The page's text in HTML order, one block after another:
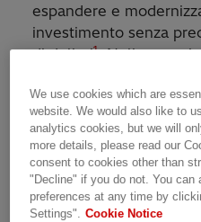
espandere e
investimento senza
di dollari1. Nella
la vita utile prevista e
per soddisfare le
si trova ad affrontare
catene di
apparecchiature per la
sottoposte a forti
We use cookies which are
website. We would also like to
analytics cookies, but we will
more details, please read our
consent to cookies other than
"Decline" if you do not. You can
preferences at any time by
Settings". Cookie Notice